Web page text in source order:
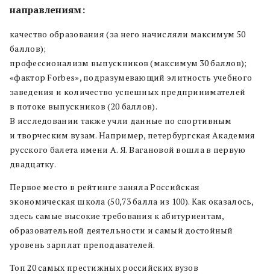
направлениям:
качество образования (за него начисляли максимум 50
баллов);
профессионализм выпускников (максимум 30 баллов);
«фактор Forbes», подразумевающий элитность учебного
заведения и количество успешных предпринимателей
в потоке выпускников (20 баллов).
В исследовании также учли данные по спортивным
и творческим вузам. Например, петербургская Академия
русского балета имени А. Я. Вагановой вошла в первую
двадцатку.
Первое место в рейтинге заняла Российская
экономическая школа (50,73 балла из 100). Как оказалось,
здесь самые высокие требования к абитуриентам,
образовательной деятельности и самый достойный
уровень зарплат преподавателей.
Топ 20 самых престижных российских вузов